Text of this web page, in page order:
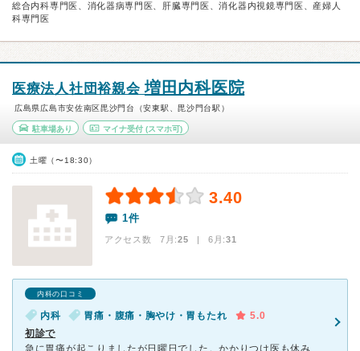
総合内科専門医、消化器病専門医、肝臓専門医、消化器内視鏡専門医、産婦人
科専門医
医療法人社団裕親会増田内科医院
広島県広島市安佐南区毘沙門台（安東駅、毘沙門台駅）
駐車場あり マイナ受付(スマホ可)
土曜（〜18:30）
3.40
1件
アクセス数 7月:25 | 6月:31
内科の口コミ
内科 胃痛・腹痛・胸やけ・胃もたれ
5.0
初診で